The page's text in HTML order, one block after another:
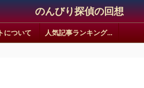
のんびり探偵の回想
について 人気記事ランキング｜静かな回想ギャラリー